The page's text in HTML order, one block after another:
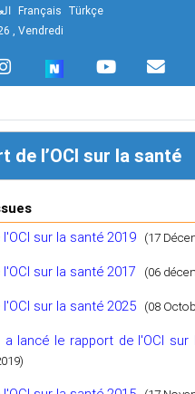
Français Türkçe
, Vendredi
de l’OCI sur la santé
sur la santé 2019 (17
sur la santé 2017 (06
sur la santé 2025 (08
a lancé le rapport de l'OCI